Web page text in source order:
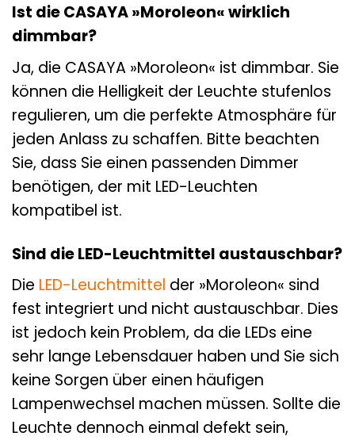
Ist die CASAYA »Moroleon« wirklich
dimmbar?
Ja, die CASAYA »Moroleon« ist dimmbar. Sie
können die Helligkeit der Leuchte stufenlos
regulieren, um die perfekte Atmosphäre für
jeden Anlass zu schaffen. Bitte beachten
Sie, dass Sie einen passenden Dimmer
benötigen, der mit LED-Leuchten
kompatibel ist.
Sind die LED-Leuchtmittel austauschbar?
Die LED-Leuchtmittel der »Moroleon« sind
fest integriert und nicht austauschbar. Dies
ist jedoch kein Problem, da die LEDs eine
sehr lange Lebensdauer haben und Sie sich
keine Sorgen über einen häufigen
Lampenwechsel machen müssen. Sollte die
Leuchte dennoch einmal defekt sein,